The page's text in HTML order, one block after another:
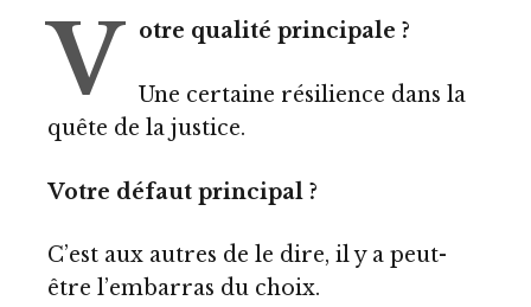
V otre qualité principale ?
Une certaine résilience dans la
quête de la justice.
Votre défaut principal ?
C’est aux autres de le dire, il y a peut-
être l’embarras du choix.